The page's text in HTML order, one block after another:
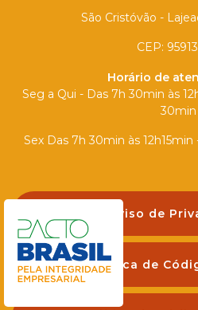
São Cristóvão -
CEP:
Horário de
Seg a Qui - Das 7h 30min às
30min
Sex Das 7h 30min às 12h15min
Aviso de
Política de